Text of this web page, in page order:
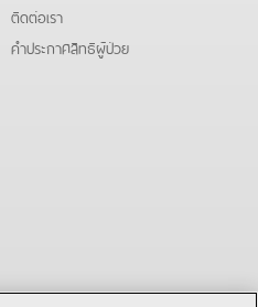
ติดต่อเรา
คําประกาศสิทธิผู้ป่วย